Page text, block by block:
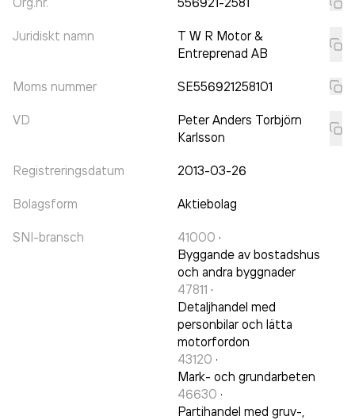
Juridiskt namn
T W R Motor &
Entreprenad AB
Moms nummer SE556921258101
VD
Peter Anders Torbjörn
Karlsson
Registreringsdatum 2013-03-26
Bolagsform Aktiebolag
SNI-bransch 41000 ·
Byggande av bostadshus
och andra byggnader
47811 ·
Detaljhandel med
personbilar och lätta
motorfordon
43120 ·
Mark- och grundarbeten
46630 ·
Partihandel med gruv-,